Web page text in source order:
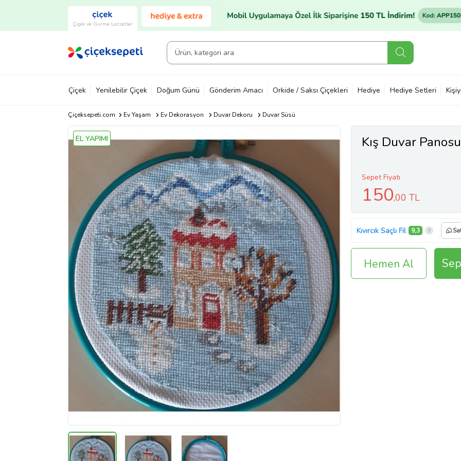
Çiçek ve Gurme Lezzetler
Çiçek Yenilebilir Çiçek Doğum Günü Gönderim Amacı Orkide / Saksı Çiçekleri Hediye Hediye Setleri
Çiçeksepeti.com Ev Yaşam Ev Dekorasyon Duvar Dekoru Duvar Süsü
EL YAPIMI Kış Duvar Panosu
Sepet Fiyatı
150,00 TL
Kıvırcık Saçlı Fil 9,3
Hemen Al